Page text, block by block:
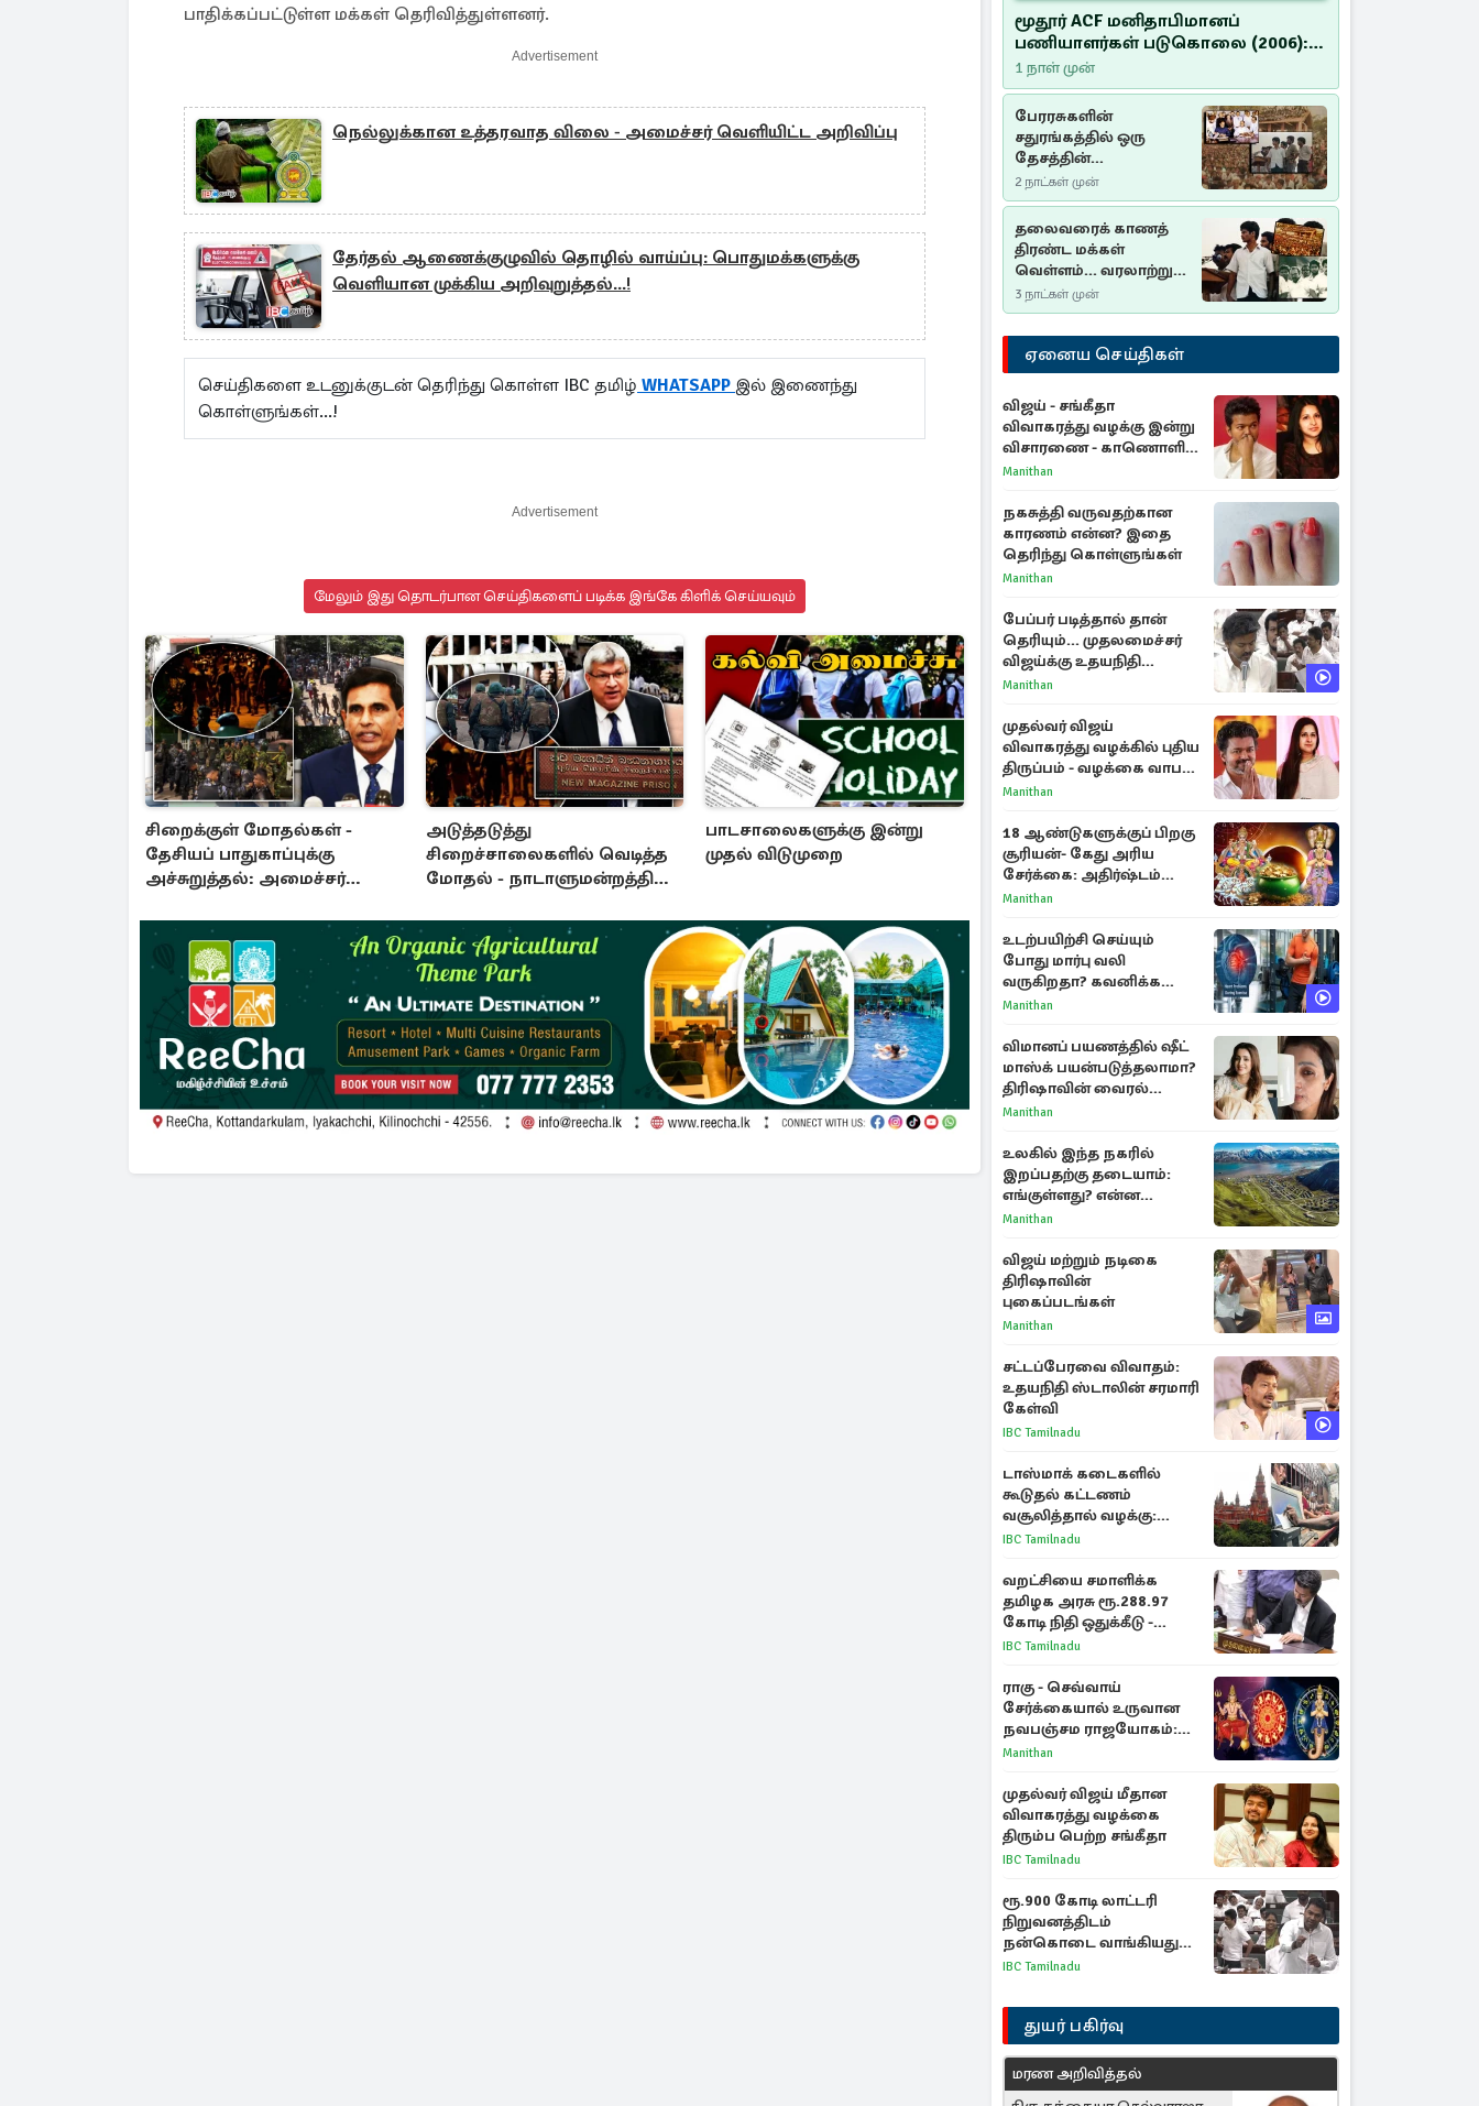
பாதிக்கப்பட்டுள்ள மக்கள் தெரிவித்துள்ளனர்.
Advertisement
நெல்லுக்கான உத்தரவாத விலை - அமைச்சர் வெளியிட்ட அறிவிப்பு
தேர்தல் ஆணைக்குழுவில் தொழில் வாய்ப்பு: பொதுமக்களுக்கு
வெளியான முக்கிய அறிவுறுத்தல்...!
செய்திகளை உடனுக்குடன் தெரிந்து கொள்ள IBC தமிழ் WHATSAPP இல் இணைந்து
கொள்ளுங்கள்...!
Advertisement
மேலும் இது தொடர்பான செய்திகளைப் படிக்க இங்கே கிளிக் செய்யவும்
சிறைக்குள் மோதல்கள் -
தேசியப் பாதுகாப்புக்கு
அச்சுறுத்தல்: அமைச்சர்
அடுத்தடுத்து
சிறைச்சாலைகளில் வெடித்த
மோதல் - நாடாளுமன்றத்தில்
பாடசாலைகளுக்கு இன்று
முதல் விடுமுறை
மூதூர் ACF மனிதாபிமானப்
பணியாளர்கள் படுகொலை (2006):
20 ஆண்டுகளாகியும் நீதி
மறுக்கப்பட்ட மனிதாபிமானப்
பேரவலம்
1 நாள் முன்
பேரரசுகளின்
சதுரங்கத்தில் ஒரு
தேசத்தின்
தீர்க்கதரிசனம் :
சுதுமலை பிரகடனம்
ஒரு வரலாற்றுப் பாடம்
2 நாட்கள் முன்
தலைவரைக் காணத்
திரண்ட மக்கள்
வெள்ளம்... வரலாற்றுச்
சிறப்புமிக்க சுதுமலைப்
பிரகடனம்…
3 நாட்கள் முன்
ஏனைய செய்திகள்
விஜய் - சங்கீதா
விவாகரத்து வழக்கு இன்று
விசாரணை - காணொளி
மூலம் ஆஜராக வாய்ப்பு
Manithan
நகசுத்தி வருவதற்கான
காரணம் என்ன? இதை
தெரிந்து கொள்ளுங்கள்
Manithan
பேப்பர் படித்தால் தான்
தெரியும்... முதலமைச்சர்
விஜய்க்கு உதயநிதி
ஸ்டாலின் பதிலடி
Manithan
முதல்வர் விஜய்
விவாகரத்து வழக்கில் புதிய
திருப்பம் - வழக்கை வாபஸ்
பெற்ற சங்கீதா!
Manithan
18 ஆண்டுகளுக்குப் பிறகு
சூரியன்- கேது அரிய
சேர்க்கை: அதிர்ஷ்டம்
பெறும் 3 ராசிகள்!
Manithan
உடற்பயிற்சி செய்யும்
போது மார்பு வலி
வருகிறதா? கவனிக்க
வேண்டிய எச்சரிக்கை
Manithan
விமானப் பயணத்தில் ஷீட்
மாஸ்க் பயன்படுத்தலாமா?
திரிஷாவின் வைரல்
செல்ஃபிக்கு மருத்துவர்
Manithan
உலகில் இந்த நகரில்
இறப்பதற்கு தடையாம்:
எங்குள்ளது? என்ன
காரணம் தெரியுமா?
Manithan
விஜய் மற்றும் நடிகை
திரிஷாவின்
புகைப்படங்கள்
Manithan
சட்டப்பேரவை விவாதம்:
உதயநிதி ஸ்டாலின் சரமாரி
கேள்வி
IBC Tamilnadu
டாஸ்மாக் கடைகளில்
கூடுதல் கட்டணம்
வசூலித்தால் வழக்கு:
சென்னை உயர்நீதிமன்றம்
IBC Tamilnadu
வறட்சியை சமாளிக்க
தமிழக அரசு ரூ.288.97
கோடி நிதி ஒதுக்கீடு -
வெளியான அரசாணை
IBC Tamilnadu
ராகு - செவ்வாய்
சேர்க்கையால் உருவான
நவபஞ்சம ராஜயோகம்:
அதிர்ஷ்டம் பெறும் 3
Manithan
முதல்வர் விஜய் மீதான
விவாகரத்து வழக்கை
திரும்ப பெற்ற சங்கீதா
IBC Tamilnadu
ரூ.900 கோடி லாட்டரி
நிறுவனத்திடம்
நன்கொடை வாங்கியது
ஏன்? உதயநிதி - ஆதவ்
IBC Tamilnadu
துயர் பகிர்வு
மரண அறிவித்தல்